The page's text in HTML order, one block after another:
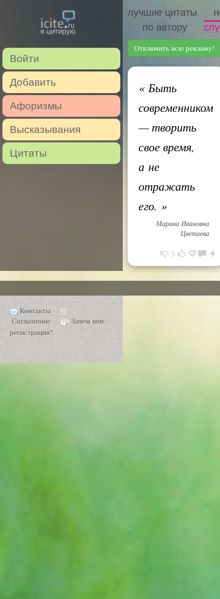
Войти
Добавить
Афоризмы
Высказывания
Цитаты
лучшие цитаты
по автору
Отключить всю рекламу!
«Быть
современником
— творить
свое время,
а не
отражать
его. »
Марина Ивановна
Цветаева
3
Контакты
Соглашение
Зачем мне
регистрация?